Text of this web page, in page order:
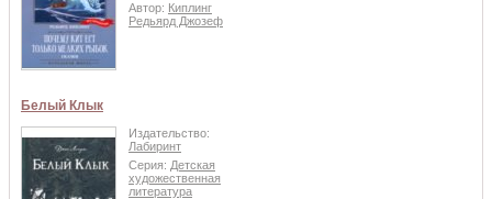
Автор: Киплинг
Редьярд Джозеф
Белый Клык
Издательство:
Лабиринт
Серия: Детская
художественная
литература